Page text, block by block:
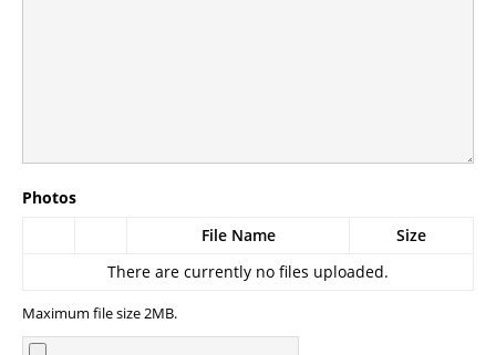
Photos
File Name
Size
There are currently no files uploaded.
Maximum file size 2MB.